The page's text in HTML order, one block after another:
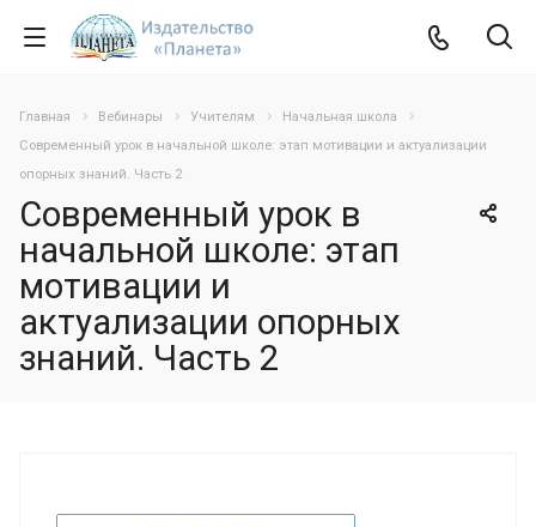
Главная Вебинары Учителям
Начальная школа
Современный урок в начальной школе: этап мотивации и актуализации
опорных знаний. Часть 2
Современный урок в
начальной школе: этап
мотивации и
актуализации опорных
знаний. Часть 2